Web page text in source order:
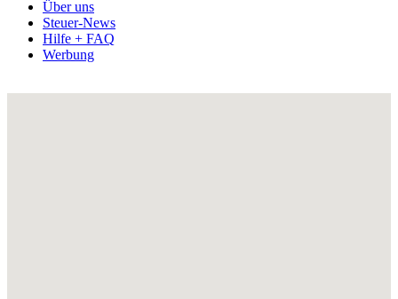
Über uns
Steuer-News
Hilfe + FAQ
Werbung